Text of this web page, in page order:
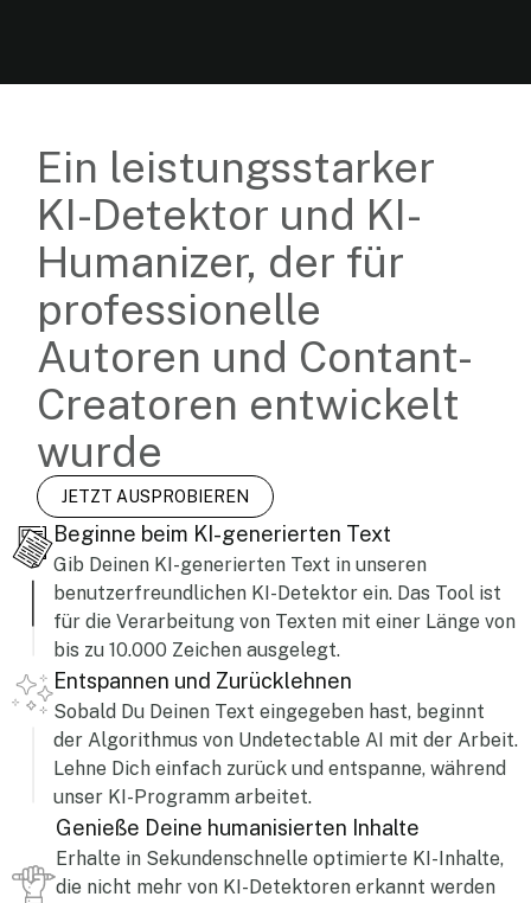
Ein leistungsstarker
KI-Detektor und KI-
Humanizer, der für
professionelle
Autoren und Contant-
Creatoren entwickelt
wurde
JETZT AUSPROBIEREN
Beginne beim KI-generierten Text
Gib Deinen KI-generierten Text in unseren
benutzerfreundlichen KI-Detektor ein. Das Tool ist
für die Verarbeitung von Texten mit einer Länge von
bis zu 10.000 Zeichen ausgelegt.
Entspannen und Zurücklehnen
Sobald Du Deinen Text eingegeben hast, beginnt
der Algorithmus von Undetectable AI mit der Arbeit.
Lehne Dich einfach zurück und entspanne, während
unser KI-Programm arbeitet.
Genieße Deine humanisierten Inhalte
Erhalte in Sekundenschnelle optimierte KI-Inhalte,
die nicht mehr von KI-Detektoren erkannt werden